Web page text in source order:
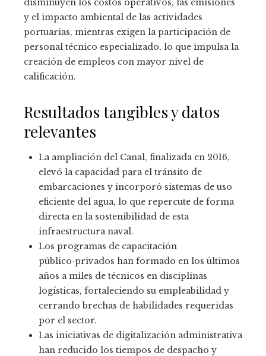
disminuyen los costos operativos, las emisiones
y el impacto ambiental de las actividades
portuarias, mientras exigen la participación de
personal técnico especializado, lo que impulsa la
creación de empleos con mayor nivel de
calificación.
Resultados tangibles y datos
relevantes
La ampliación del Canal, finalizada en 2016,
elevó la capacidad para el tránsito de
embarcaciones y incorporó sistemas de uso
eficiente del agua, lo que repercute de forma
directa en la sostenibilidad de esta
infraestructura naval.
Los programas de capacitación
público‑privados han formado en los últimos
años a miles de técnicos en disciplinas
logísticas, fortaleciendo su empleabilidad y
cerrando brechas de habilidades requeridas
por el sector.
Las iniciativas de digitalización administrativa
han reducido los tiempos de despacho y